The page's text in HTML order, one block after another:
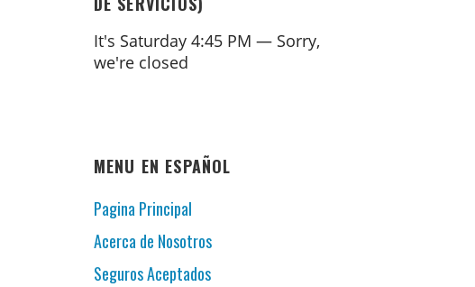
It's Saturday4:45 PM — Sorry,
we're closed
MENU EN ESPAÑOL
Pagina Principal
Acerca de Nosotros
Seguros Aceptados